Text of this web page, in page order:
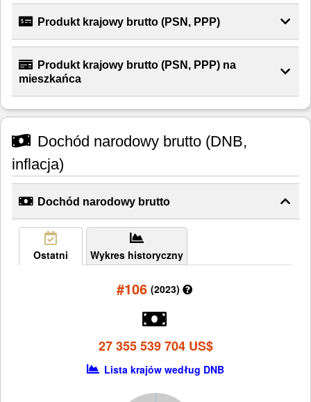
Produkt krajowy brutto (PSN, PPP)
Produkt krajowy brutto (PSN, PPP) na
mieszkańca
Dochód narodowy brutto (DNB,
inflacja)
Dochód narodowy brutto
Ostatni Wykres historyczny
#106 (2023)
27 355 539 704 US$
Lista krajów według DNB